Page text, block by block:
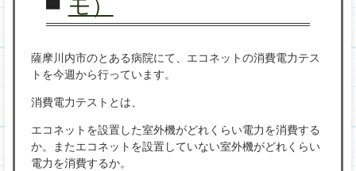
モ）
薩摩川内市のとある病院にて、エコネットの消費電力テス
トを今週から行っています。
消費電力テストとは、
エコネットを設置した室外機がどれくらい電力を消費する
か。またエコネットを設置していない室外機がどれくらい
電力を消費するか。